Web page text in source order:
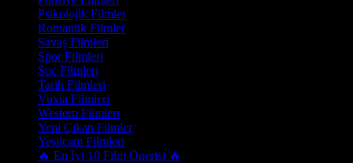
Psikolojik Filmler
Romantik Filmler
Savaş Filmleri
Spor Filmleri
Suç Filmleri
Tarih Filmleri
Vuxia Filmleri
Western Filmleri
Yeni Çıkan Filmler
Yeşilçam Filmleri
🔥 En İyi 10 Film Önerisi 🔥